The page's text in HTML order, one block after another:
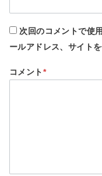
次回のコメントで使
ールアドレス、サイトを
コメント*